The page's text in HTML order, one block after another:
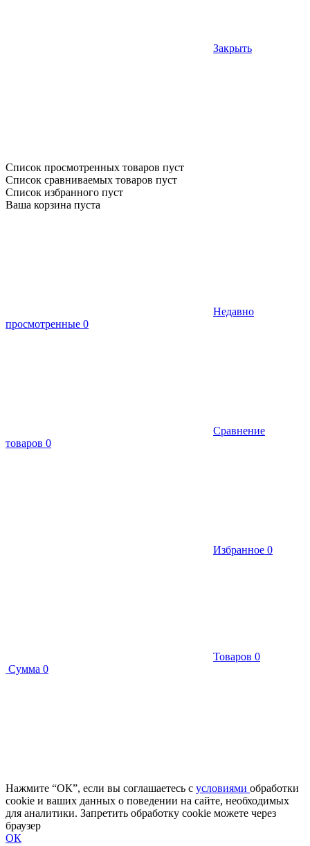
Закрыть
Список просмотренных товаров пуст
Список сравниваемых товаров пуст
Список избранного пуст
Ваша корзина пуста
Недавно
просмотренные 0
Сравнение
товаров 0
Избранное 0
Товаров 0
Сумма 0
Нажмите “ОК”, если вы соглашаетесь с условиями обработки
cookie и ваших данных о поведении на сайте, необходимых
для аналитики. Запретить обработку cookie можете через
браузер
ОК